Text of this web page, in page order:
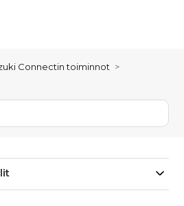
Connectin toiminnot